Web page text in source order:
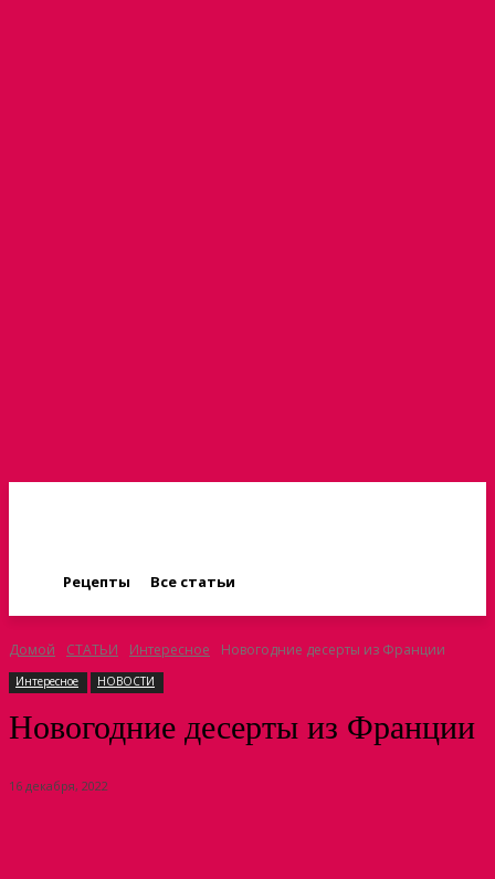
Рецепты Все статьи
Домой СТАТЬИ Интересное Новогодние десерты из Франции
Интересное НОВОСТИ
Новогодние десерты из Франции
16 декабря, 2022